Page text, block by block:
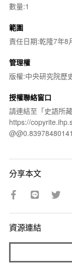
數量:1
範圍
責任日期:乾隆7年8
管理權
版權:中央研究院歷
授權聯絡窗口
請連結至「史語所
https://
分享本文
資源連結